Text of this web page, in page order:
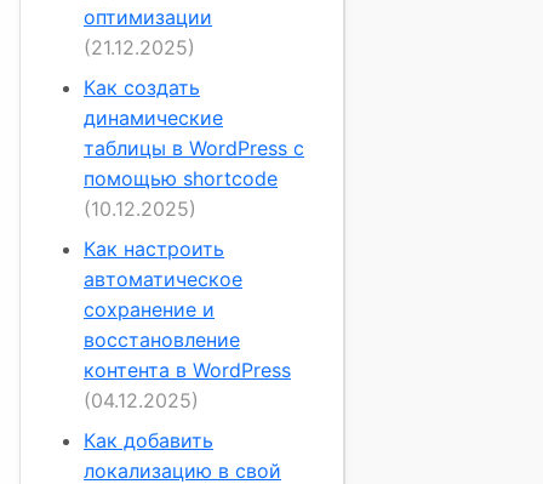
оптимизации
(21.12.2025)
Как создать
динамические
таблицы в WordPress с
помощью shortcode
(10.12.2025)
Как настроить
автоматическое
сохранение и
восстановление
контента в WordPress
(04.12.2025)
Как добавить
локализацию в свой